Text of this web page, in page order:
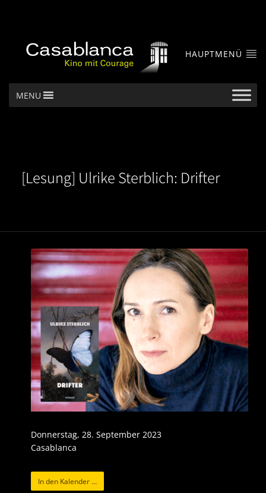
HAUPTMENÜ
MENU
[Lesung] Ulrike Sterblich: Drifter
Donnerstag, 28. September 2023
Casablanca
In den Kalender …